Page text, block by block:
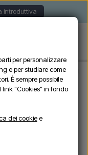
introduttiva
Sined QUARTU
per personalizzare
e per studiare come
È sempre possibile
"Cookies" in fondo
dei cookiee